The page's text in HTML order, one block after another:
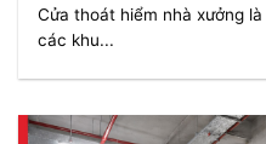
Cửa thoát hiểm nhà xưởng
các khu...